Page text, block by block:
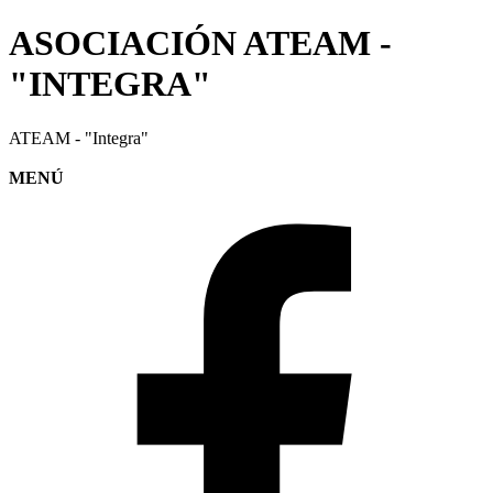
ASOCIACIÓN ATEAM -
"INTEGRA"
ATEAM - "Integra"
MENÚ